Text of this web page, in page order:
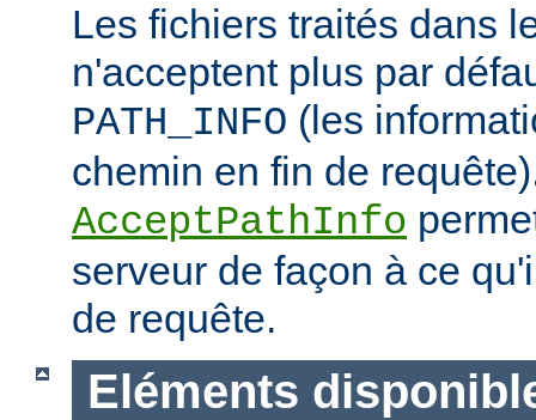
Les fichiers traités dans
n'acceptent plus par
PATH_INFO (les
chemin en fin de
AcceptPathInfo
serveur de façon à ce
de requête.
Eléments